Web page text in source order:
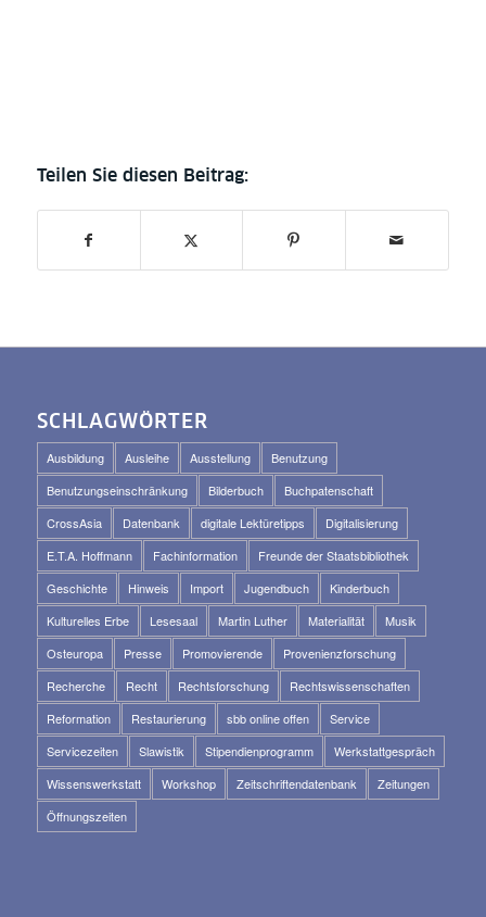
SCHLAGWÖRTER
Ausbildung Ausleihe Ausstellung
Benutzung
Benutzungseinschränkung
Bilderbuch
Buchpatenschaft
CrossAsia
Datenbank digitale Lektüretipps
Digitalisierung
E.T.A. Hoffmann
Fachinformation
Freunde der Staatsbibliothek
Geschichte
Hinweis Import Jugendbuch
Kinderbuch
Kulturelles Erbe
Lesesaal Martin Luther Materialität
Musik
Osteuropa
Presse Promovierende
Provenienzforschung
Recherche
Recht Rechtsforschung
Rechtswissenschaften
Reformation
Restaurierung sbb online offen
Service
Servicezeiten
Slawistik Stipendienprogramm
Werkstattgespräch
Wissenswerkstatt
Workshop Zeitschriftendatenbank
Zeitungen
Öffnungszeiten